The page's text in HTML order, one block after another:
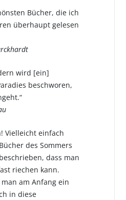
Bücher, die ich
überhaupt gelesen
wird [ein]
beschworen,
Vielleicht einfach
des Sommers
dass man
riechen kann.
am Anfang ein
in diese